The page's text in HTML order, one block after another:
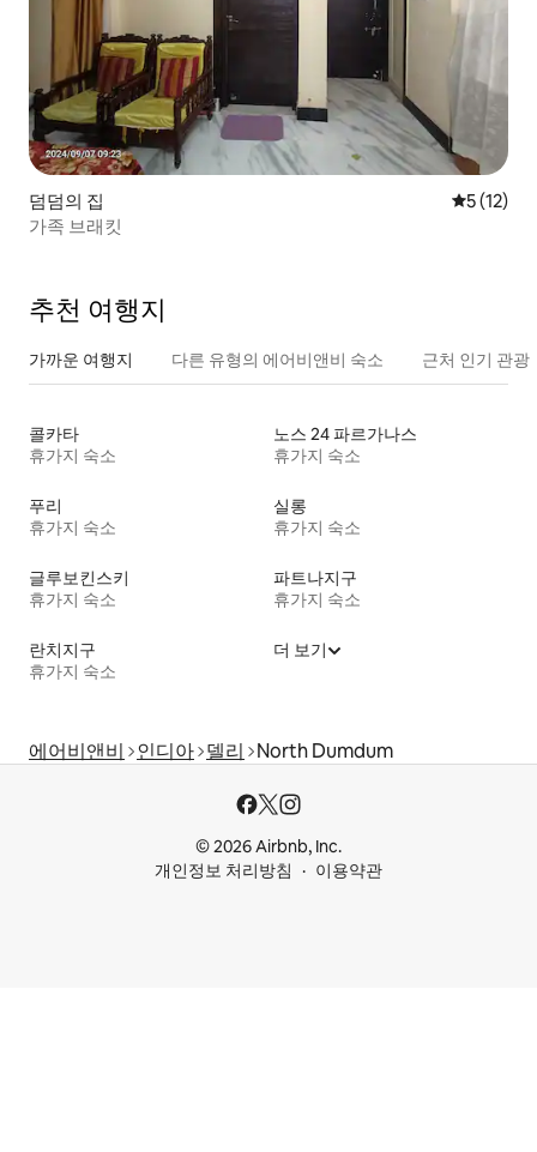
덤덤의 집 평점 5점
5 (12)
가족 브래킷
추천 여행지
가까운 여행지 다른 유형의 에어비앤비 숙소 근처 인기 관광
콜카타
휴가지 숙소
노스 24 파르가나스
휴가지 숙소
푸리
휴가지 숙소
실롱
휴가지 숙소
글루보킨스키
휴가지 숙소
파트나지구
휴가지 숙소
란치지구
휴가지 숙소
더 보기
에어비앤비 인디아 델리 North Dumdum
© 2026 Airbnb, Inc.
개인정보 처리방침
이용약관